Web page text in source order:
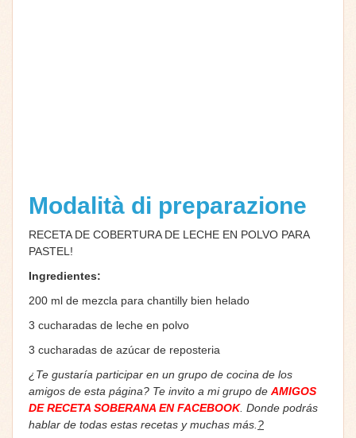
Modalità di preparazione
RECETA DE COBERTURA DE LECHE EN POLVO PARA
PASTEL!
Ingredientes:
200 ml de mezcla para chantilly bien helado
3 cucharadas de leche en polvo
3 cucharadas de azúcar de reposteria
¿Te gustaría participar en un grupo de cocina de los
amigos de esta página? Te invito a mi grupo de AMIGOS
DE RECETA SOBERANA EN FACEBOOK. Donde podrás
hablar de todas estas recetas y muchas más. ?